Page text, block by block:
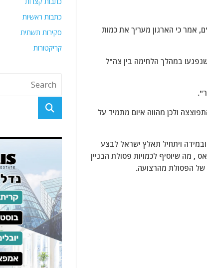
אמר כי הארגון מעריך את כמות
שנפגעו במהלך הלחימה בין צה"ל
לא התפוצצה ולכן מהווה איום מתמיד על
ויתחיל תאלץ ישראל לבצע
מה שיוסיף לכמויות פסולת הבניין
של הפסולת מהרצועה.
כתבות ראשיות
סקירות תשתית
קריקטורות